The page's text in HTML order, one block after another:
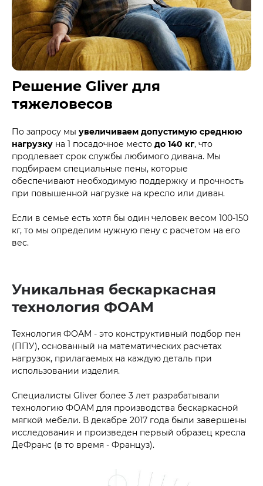
Решение Gliver для
тяжеловесов
По запросу мы увеличиваем допустимую среднюю
нагрузку на 1 посадочное место до 140 кг, что
продлевает срок службы любимого дивана. Мы
подбираем специальные пены, которые
обеспечивают необходимую поддержку и прочность
при повышенной нагрузке на кресло или диван.
Если в семье есть хотя бы один человек весом 100-150
кг, то мы определим нужную пену с расчетом на его
вес.
Уникальная бескаркасная
технология ФОАМ
Технология ФОАМ - это конструктивный подбор пен
(ППУ), основанный на математических расчетах
нагрузок, прилагаемых на каждую деталь при
использовании изделия.
Специалисты Gliver более 3 лет разрабатывали
технологию ФОАМ для производства бескаркасной
мягкой мебели. В декабре 2017 года были завершены
исследования и произведен первый образец кресла
ДеФранс (в то время - Француз).